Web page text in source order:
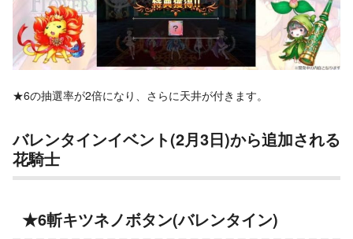
★6の抽選率が2倍になり、さらに天井が付きます。
バレンタインイベント(2月3日)から追加される
花騎士
★6斬キツネノボタン(バレンタイン)